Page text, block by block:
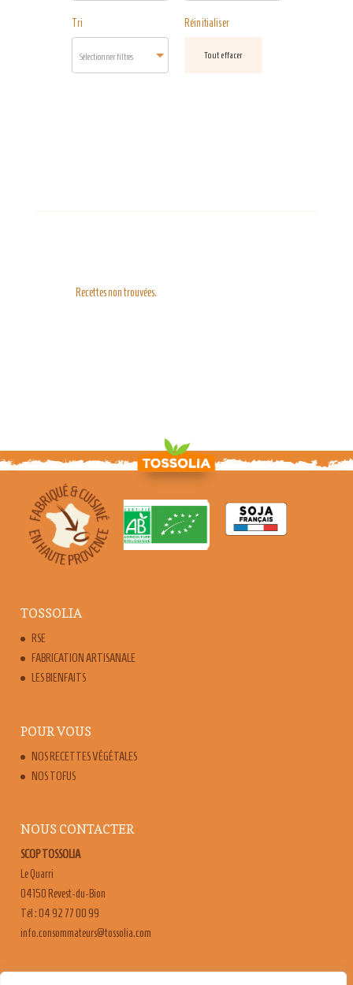
Tri
Sélectionner filtres
Réinitialiser
Tout effacer
Recettes non trouvées.
TOSSOLIA
RSE
FABRICATION ARTISANALE
LES BIENFAITS
POUR VOUS
NOS RECETTES VÉGÉTALES
NOS TOFUS
NOUS CONTACTER
SCOP TOSSOLIA
Le Quarri
04150 Revest-du-Bion
Tél : 04 92 77 00 99
moc.ailossot@sruetammosnoc.ofni